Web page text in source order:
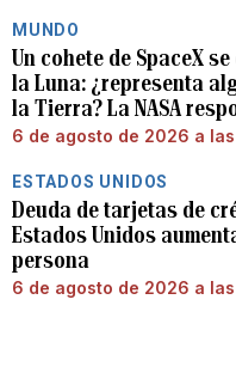
MUNDO
Un cohete de SpaceX
la Luna: ¿representa
la Tierra? La NASA
6 de agosto de 2026 a
ESTADOS UNIDOS
Deuda de tarjetas de
Estados Unidos
persona
6 de agosto de 2026 a